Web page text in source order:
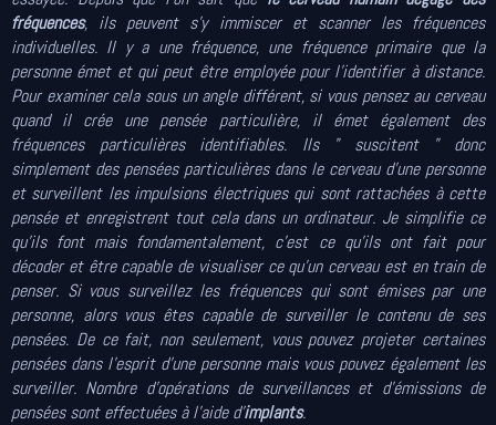
fréquences, ils peuvent s'y immiscer et scanner les fréquences
individuelles. Il y a une fréquence, une fréquence primaire que la
personne émet et qui peut être employée pour l'identifier à distance.
Pour examiner cela sous un angle différent, si vous pensez au cerveau
quand il crée une pensée particulière, il émet également des
fréquences particulières identifiables. Ils " suscitent " donc
simplement des pensées particulières dans le cerveau d'une personne
et surveillent les impulsions électriques qui sont rattachées à cette
pensée et enregistrent tout cela dans un ordinateur. Je simplifie ce
qu'ils font mais fondamentalement, c'est ce qu'ils ont fait pour
décoder et être capable de visualiser ce qu'un cerveau est en train de
penser. Si vous surveillez les fréquences qui sont émises par une
personne, alors vous êtes capable de surveiller le contenu de ses
pensées. De ce fait, non seulement, vous pouvez projeter certaines
pensées dans l'esprit d'une personne mais vous pouvez également les
surveiller. Nombre d'opérations de surveillances et d'émissions de
pensées sont effectuées à l'aide d'implants.